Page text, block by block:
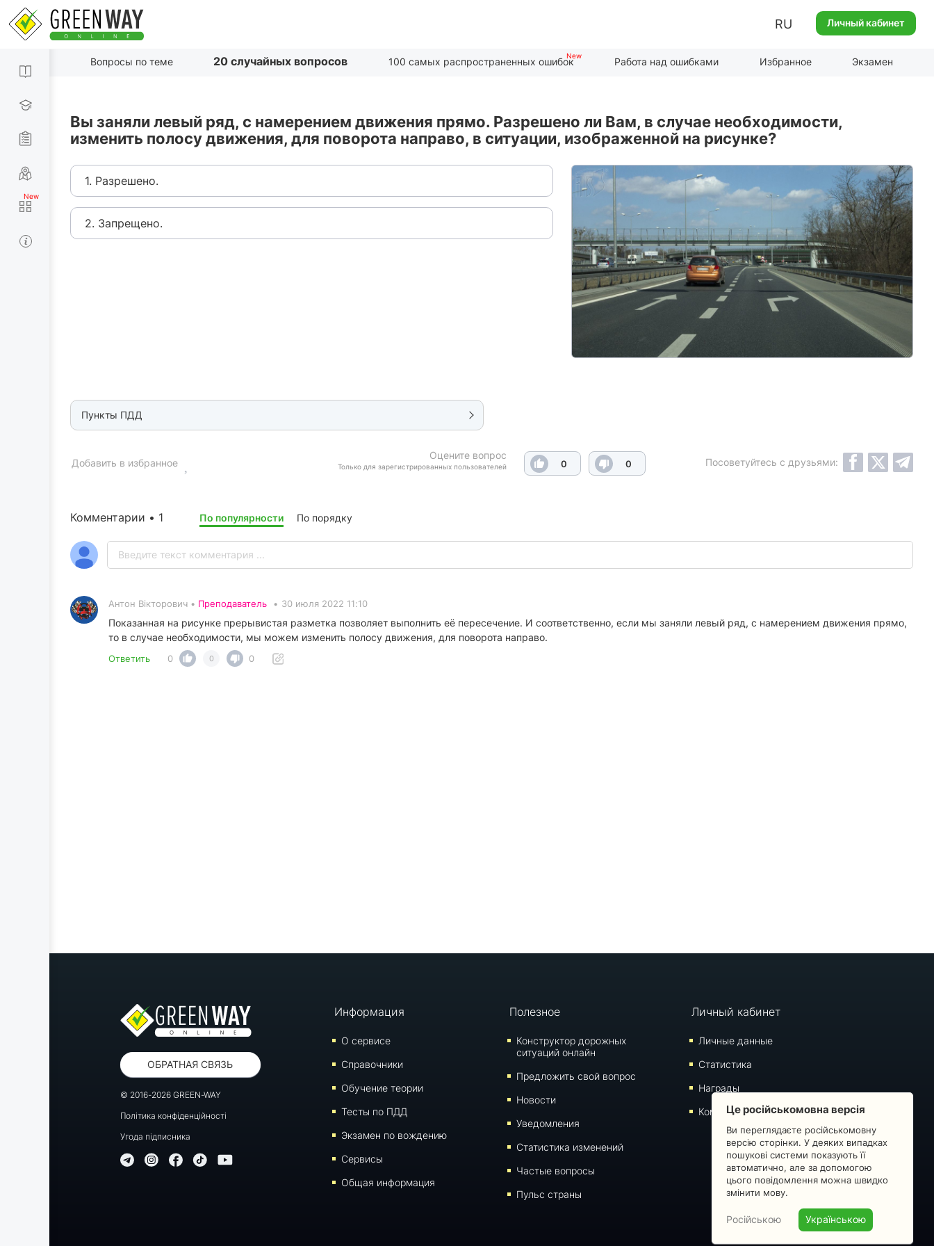
RU Личный кабинет
Вопросы по теме 20 случайных вопросов 100 самых распространенных ошибок Работа над ошибками Избранное Экзамен
Вы заняли левый ряд, с намерением движения прямо. Разрешено ли Вам, в случае необходимости,
изменить полосу движения, для поворота направо, в ситуации, изображенной на рисунке?
1. Разрешено.
2. Запрещено.
Пункты ПДД
Оцените вопрос
Только для зарегистрированных пользователей 0 0
Добавить в избранное Посоветуйтесь с друзьями:
Комментарии • 1 По популярности По порядку
Антон Вікторович • Преподаватель • 30 июля 2022 11:10
Показанная на рисунке прерывистая разметка позволяет выполнить её пересечение. И соответственно, если мы заняли левый ряд, с намерением движения прямо,
то в случае необходимости, мы можем изменить полосу движения, для поворота направо.
Ответить 0 0 0
ОБРАТНАЯ СВЯЗЬ
© 2016-2026 GREEN-WAY
Політика конфіденційності
Угода підписника
Информация
О сервисе
Справочники
Обучение теории
Тесты по ПДД
Экзамен по вождению
Сервисы
Общая информация
Полезное
Конструктор дорожных
ситуаций онлайн
Предложить свой вопрос
Новости
Уведомления
Статистика изменений
Частые вопросы
Пульс страны
Личный кабинет
Личные данные
Статистика
Награды
Комментарии
Це російськомовна версія
Ви переглядаєте російськомовну
версію сторінки. У деяких випадках
пошукові системи показують її
автоматично, але за допомогою
цього повідомлення можна швидко
змінити мову.
Російською Українською